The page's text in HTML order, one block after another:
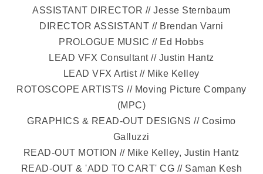
ASSISTANT DIRECTOR // Jesse Sternbaum
DIRECTOR ASSISTANT // Brendan Varni
PROLOGUE MUSIC // Ed Hobbs
LEAD VFX Consultant // Justin Hantz
LEAD VFX Artist // Mike Kelley
ROTOSCOPE ARTISTS // Moving Picture Company
(MPC)
GRAPHICS & READ-OUT DESIGNS // Cosimo
Galluzzi
READ-OUT MOTION // Mike Kelley, Justin Hantz
READ-OUT & 'ADD TO CART' CG // Saman Kesh